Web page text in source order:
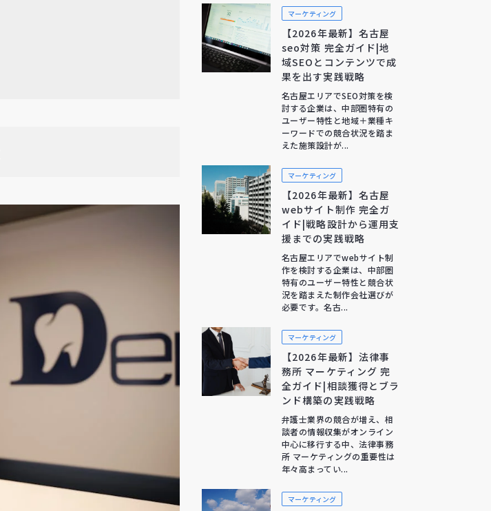
マーケティング
【2026年最新】名古屋
seo対策 完全ガイド|地
域SEOとコンテンツで成
果を出す実践戦略
名古屋エリアでSEO対策を検
討する企業は、中部圏特有の
ユーザー特性と地域＋業種キ
ーワードでの競合状況を踏ま
えた施策設計が...
マーケティング
【2026年最新】名古屋
webサイト制作 完全ガ
イド|戦略設計から運用支
援までの実践戦略
名古屋エリアでwebサイト制
作を検討する企業は、中部圏
特有のユーザー特性と競合状
況を踏まえた制作会社選びが
必要です。名古...
マーケティング
【2026年最新】法律事
務所 マーケティング 完
全ガイド|相談獲得とブラ
ンド構築の実践戦略
弁護士業界の競合が増え、相
談者の情報収集がオンライン
中心に移行する中、法律事務
所 マーケティングの重要性は
年々高まってい...
マーケティング